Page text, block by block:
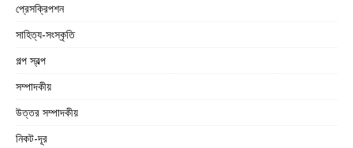
প্রেসক্রিপশন
সাহিত্য-সংস্কৃতি
গল্প স্বল্প
সম্পাদকীয়
উত্তর সম্পাদকীয়
নিকট-দূর